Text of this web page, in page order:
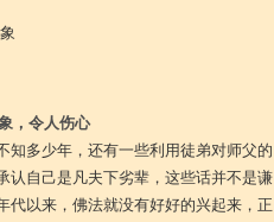
，令人伤心
知多少年，还有一些利用徒弟对师父的
认自己是凡夫下劣辈，这些话并不是谦
代以来，佛法就没有好好的兴起来，正